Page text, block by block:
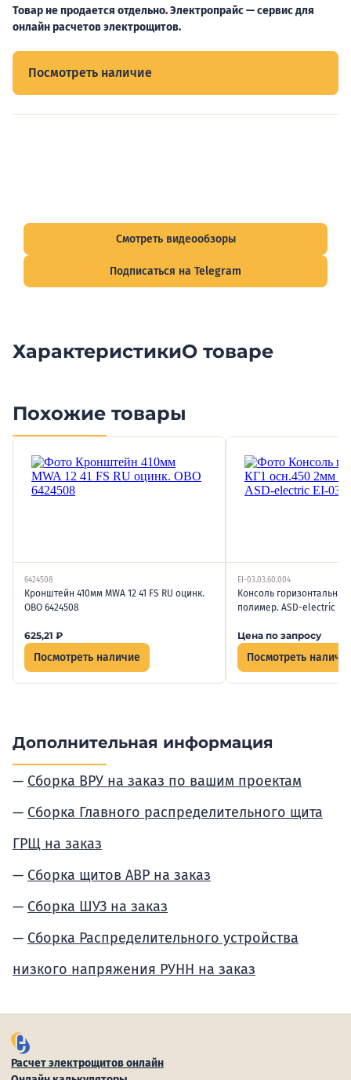
Товар не продается отдельно. Электропрайс — сервис для
онлайн расчетов электрощитов.
Посмотреть наличие
Смотреть видеообзоры
Подписаться на Telegram
ХарактеристикиО товаре
Похожие товары
6424508
Кронштейн 410мм MWA 12 41 FS RU оцинк.
OBO 6424508
625,21 ₽
Посмотреть наличие
EI-03.03.60.004
Консоль
полимер. ASD-electric EI-
Цена по запросу
Посмотреть
Дополнительная информация
Сборка ВРУ на заказ по вашим проектам
Сборка Главного распределительного щита
ГРЩ на заказ
Сборка щитов АВР на заказ
Сборка ШУЗ на заказ
Сборка Распределительного устройства
низкого напряжения РУНН на заказ
Расчет электрощитов онлайн